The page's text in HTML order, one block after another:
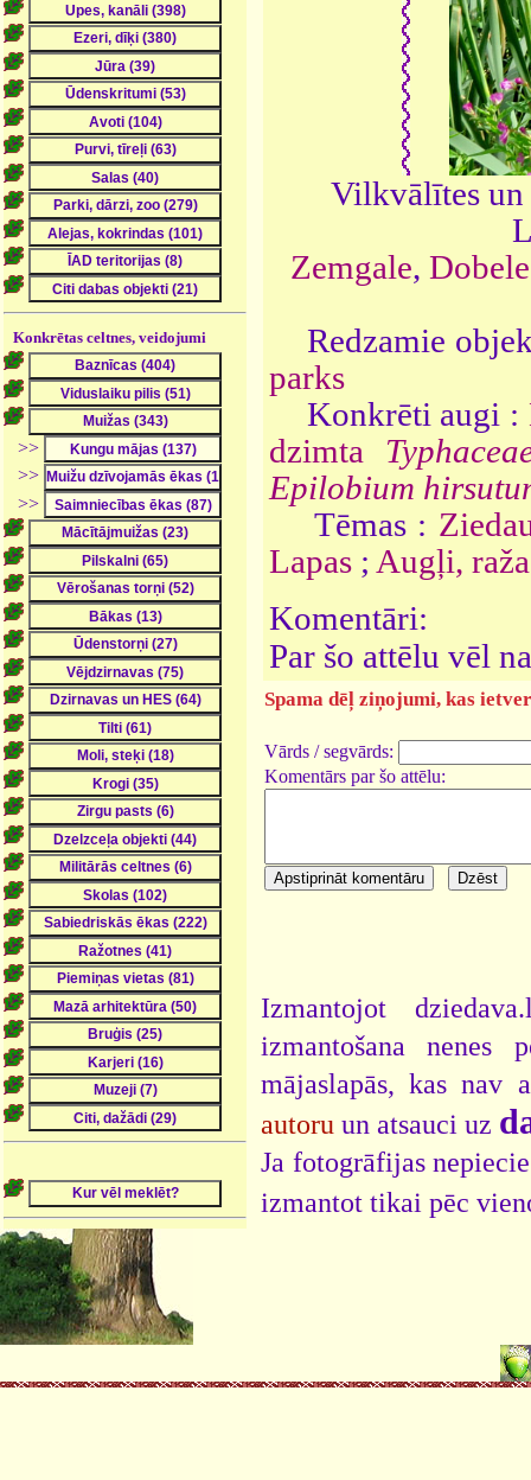
Konkrētas celtnes, veidojumi
>>
>>
>>
Vilkvālītes un
Zemgale,
Redzamie
parks
Konkrēti augi :
dzimta
Epilobium
Tēmas :
Lapas ; Augļi, raža
Komentāri:
Par šo attēlu vēl
Spama dēļ ziņojumi, kas
Vārds / segvārds:
Komentārs par šo attēlu:
Izmantojot
izmantošana nenes
mājaslapās, kas
autoru un atsauci uz
Ja fotogrāfijas
izmantot tikai pēc